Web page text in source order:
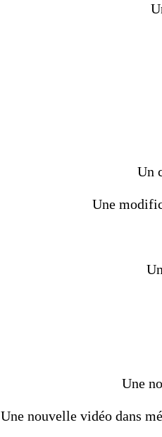
Un
Une
Une
Une nouvelle vidéo dans